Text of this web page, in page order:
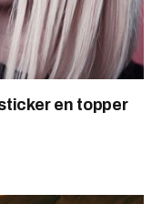
en topper